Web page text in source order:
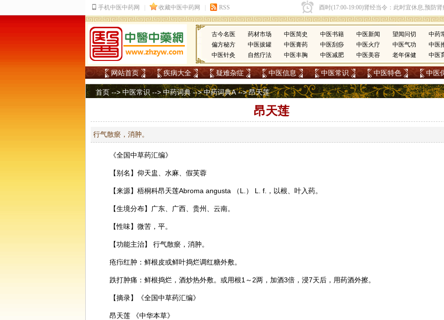
古今名医 药材市场 中医简史 中医书籍 中医新闻 望闻问切
中药
偏方秘方
中医拔罐 中医膏药 中医刮痧 中医火疗 中医气功
中医
中医针灸
自然疗法 中医丰胸 中医减肥 中医美容 老年保健 中医
网站首页 疾病大全 疑难杂症 中医信息 中医常识 中医特色 中医
首页 -->中医常识 -->中药词典-->中药词典A--> 昂天莲
昂天莲
行气散瘀，消肿。
《全国中草药汇编》
【别名】仰天盅、水麻、假芙蓉
【来源】梧桐科昂天莲Abroma angusta （L.） L. f.，以根、叶入药。
【生境分布】广东、广西、贵州、云南。
【性味】微苦，平。
【功能主治】 行气散瘀，消肿。
疮疖红肿：鲜根皮或鲜叶捣烂调红糖外敷。
跌打肿痛：鲜根捣烂，酒炒热外敷。或用根1～2两，加酒3倍，浸7天后，用药酒外擦。
【摘录】《全国中草药汇编》
昂天莲 《中华本草》